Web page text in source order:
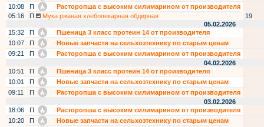
10:08
П
Расторопша с высоким силимарином от производителя
05:16
П Мука ржаная хлебопекарная обдирная
19
05.02.2026
15:32
П
Пшеница 3 класс протеин 14 от производителя
10:07
П
Новые запчасти на сельхозтехнику по старым ценам
09:21
П
Расторопша с высоким силимарином от производителя
04.02.2026
10:51
П
Пшеница 3 класс протеин 14 от производителя
10:01
П
Новые запчасти на сельхозтехнику по старым ценам
09:11
П
Расторопша с высоким силимарином от производителя
03.02.2026
18:06
П
Расторопша с высоким силимарином от производителя
10:20
П
Новые запчасти на сельхозтехнику по старым ценам